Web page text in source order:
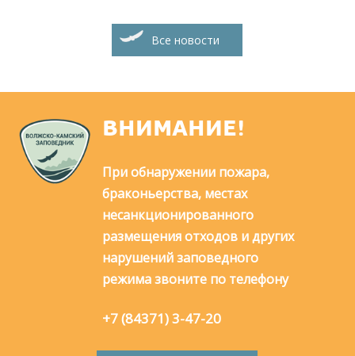
Все новости
ВНИМАНИЕ!
При обнаружении пожара,
браконьерства, местах
несанкционированного
размещения отходов и других
нарушений заповедного
режима звоните по телефону
+7 (84371) 3-47-20